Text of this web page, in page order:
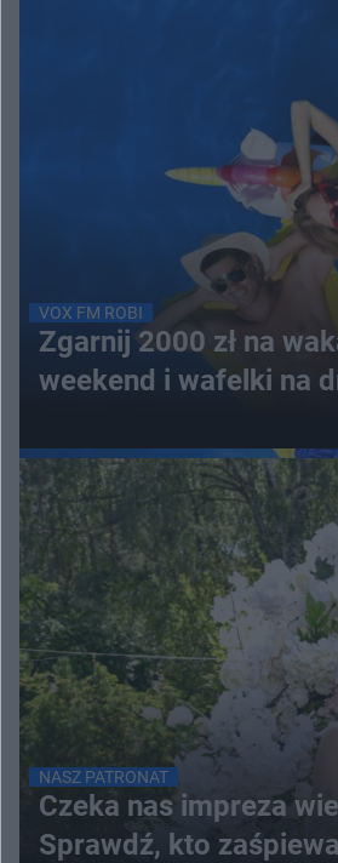
VOX FM ROBI
Zgarnij 2000 zł na
weekend i wafelki na
NASZ PATRONAT
Czeka nas impreza
Sprawdź, kto zaśpiewa